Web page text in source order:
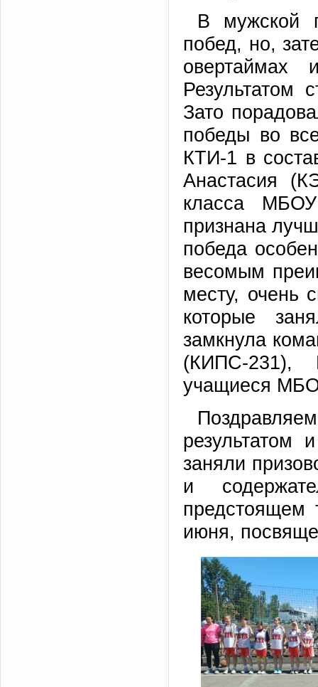
В мужской
побед, но,
Результатом
Зато
победы во
КТИ-1 в
Анастасия
класса
признана
победа
весомым
месту, очень
которые
замкнула
(КИПС-231),
учащиеся
заняли
и
предстоящем
июня,